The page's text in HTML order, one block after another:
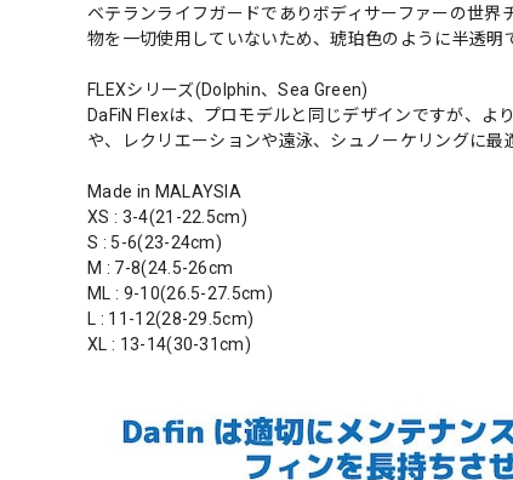
ベテランライフガードでありボディサーファーの世
物を一切使用していないため、琥珀色のように半透明
FLEXシリーズ(Dolphin、Sea Green)
DaFiN Flexは、プロモデルと同じデザインですが、
や、レクリエーションや遠泳、シュノーケリングに最
Made in MALAYSIA
XS : 3-4(21-22.5cm)
S : 5-6(23-24cm)
M : 7-8(24.5-26cm
ML : 9-10(26.5-27.5cm)
L : 11-12(28-29.5cm)
XL : 13-14(30-31cm)